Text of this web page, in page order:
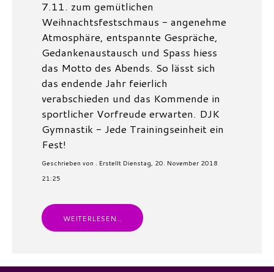
7.11. zum gemütlichen
Weihnachtsfestschmaus - angenehme
Atmosphäre, entspannte Gespräche,
Gedankenaustausch und Spass hiess
das Motto des Abends. So lässt sich
das endende Jahr feierlich
verabschieden und das Kommende in
sportlicher Vorfreude erwarten. DJK
Gymnastik - Jede Trainingseinheit ein
Fest!
Geschrieben von . Erstellt Dienstag, 20. November 2018
21:25
WEITERLESEN...